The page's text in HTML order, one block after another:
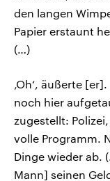
den langen
Papier erstaunt
(…)
‚Oh‘, äußerte
noch hier
zugestellt:
volle Programm.
Dinge wieder ab.
Mann] seinen